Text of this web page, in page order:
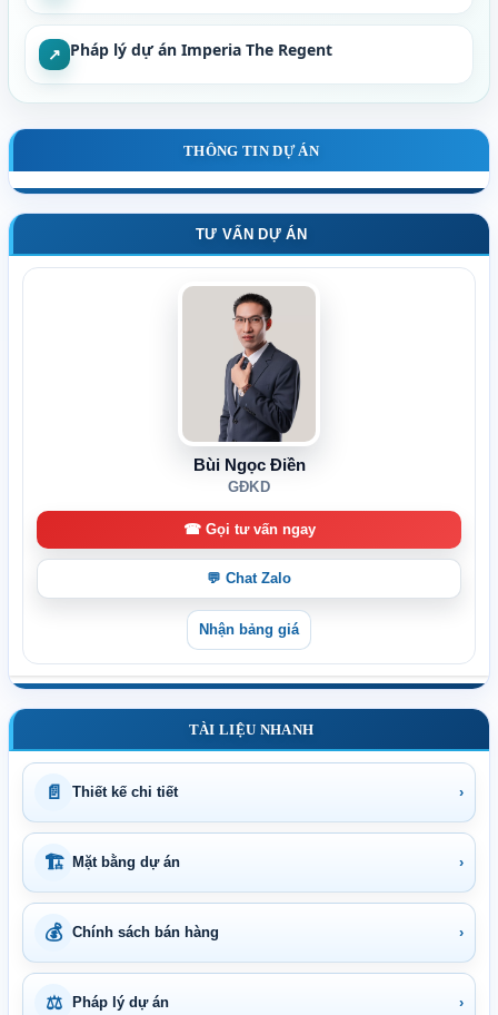
↗ Pháp lý dự án Imperia The Regent
THÔNG TIN DỰ ÁN
TƯ VẤN DỰ ÁN
Bùi Ngọc Điền
GĐKD
☎ Gọi tư vấn ngay
💬 Chat Zalo
Nhận bảng giá
TÀI LIỆU NHANH
📄 Thiết kế chi tiết ›
🏗 Mặt bằng dự án ›
💰 Chính sách bán hàng ›
⚖ Pháp lý dự án ›